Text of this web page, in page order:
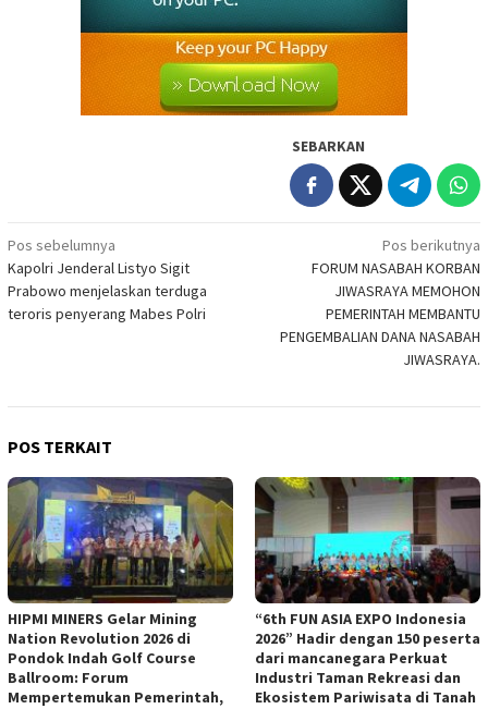
SEBARKAN
Navigasi
pos
Pos sebelumnya
Kapolri Jenderal Listyo Sigit
Prabowo menjelaskan terduga
teroris penyerang Mabes Polri
Pos berikutnya
FORUM NASABAH KORBAN
JIWASRAYA MEMOHON
PEMERINTAH MEMBANTU
PENGEMBALIAN DANA NASABAH
JIWASRAYA.
POS TERKAIT
HIPMI MINERS Gelar Mining
Nation Revolution 2026 di
Pondok Indah Golf Course
Ballroom: Forum
Mempertemukan Pemerintah,
“6th FUN ASIA EXPO Indonesia
2026” Hadir dengan 150 peserta
dari mancanegara Perkuat
Industri Taman Rekreasi dan
Ekosistem Pariwisata di Tanah